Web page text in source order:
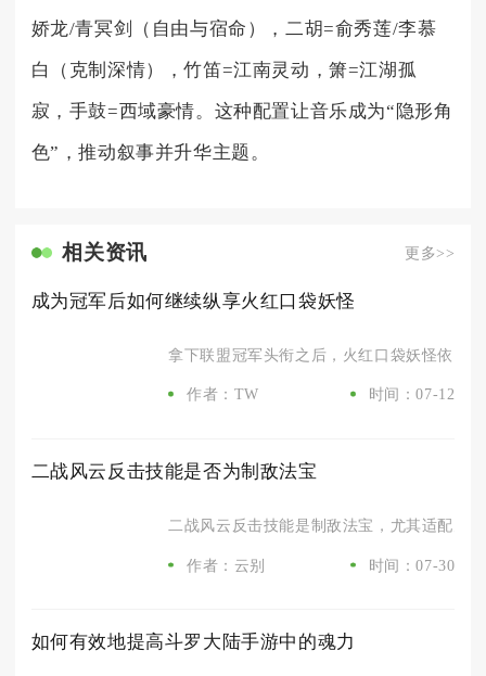
娇龙/青冥剑（自由与宿命），二胡=俞秀莲/李慕
白（克制深情），竹笛=江南灵动，箫=江湖孤
寂，手鼓=西域豪情。这种配置让音乐成为“隐形角
色”，推动叙事并升华主题。
相关资讯 更多>>
成为冠军后如何继续纵享火红口袋妖怪
拿下联盟冠军头衔之后，火红口袋妖怪依旧
作者：TW 时间：07-12
二战风云反击技能是否为制敌法宝
二战风云反击技能是制敌法宝，尤其适配空
作者：云别 时间：07-30
如何有效地提高斗罗大陆手游中的魂力